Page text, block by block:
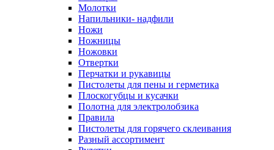
Молотки
Напильники- надфили
Ножи
Ножницы
Ножовки
Отвертки
Перчатки и рукавицы
Пистолеты для пены и герметика
Плоскогубцы и кусачки
Полотна для электролобзика
Правила
Пистолеты для горячего склеивания
Разный ассортимент